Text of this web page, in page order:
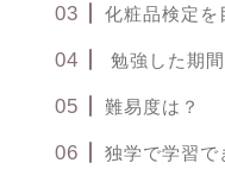
化粧品検定を
勉強した期間
難易度は？
独学で学習で